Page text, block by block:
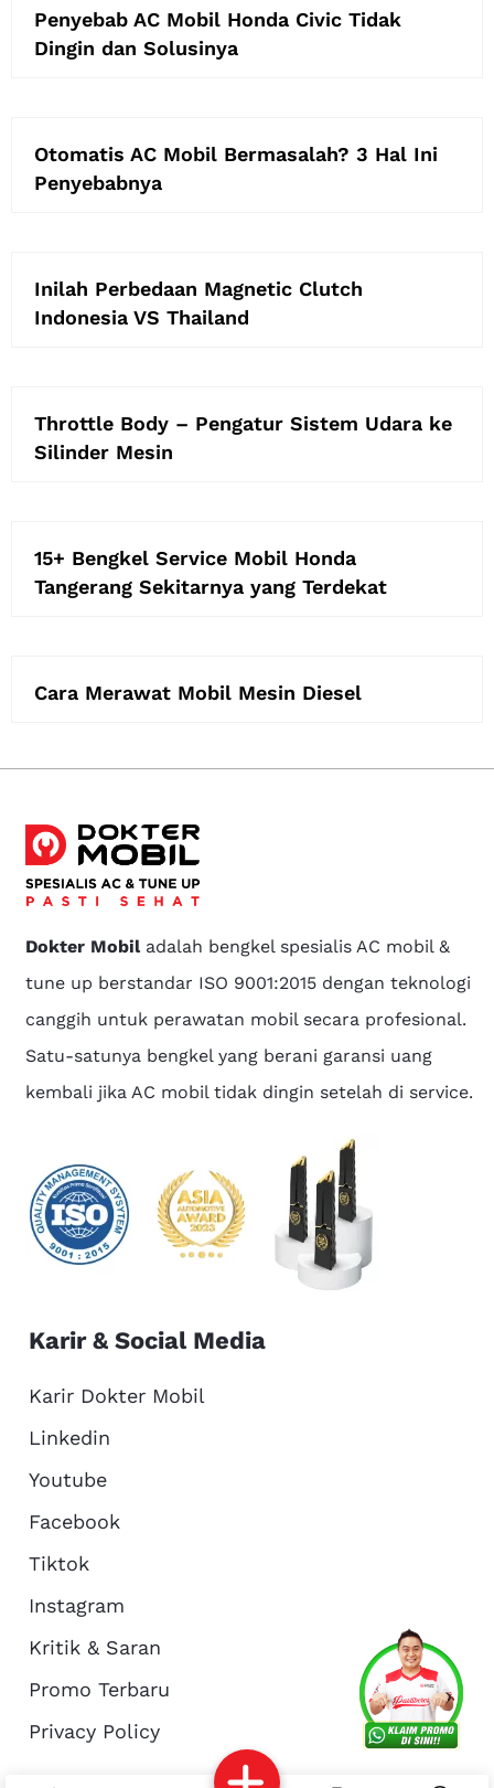
About Us
Reservasi Article
Penyebab AC Mobil Honda Civic Tidak
Dingin dan Solusinya
Otomatis AC Mobil Bermasalah? 3 Hal Ini
Penyebabnya
Inilah Perbedaan Magnetic Clutch
Indonesia VS Thailand
Throttle Body – Pengatur Sistem Udara ke
Silinder Mesin
15+ Bengkel Service Mobil Honda
Tangerang Sekitarnya yang Terdekat
Cara Merawat Mobil Mesin Diesel
Dokter Mobiladalah bengkel spesialis AC mobil &
tune up berstandar ISO 9001:2015 dengan teknologi
canggih untuk perawatan mobil secara profesional.
Satu-satunya bengkel yang berani garansi uang
kembali jika AC mobil tidak dingin setelah di service.
Karir & Social Media
Karir Dokter Mobil
Linkedin
Youtube
Facebook
Tiktok
Instagram
Kritik & Saran
Promo Terbaru
Privacy Policy